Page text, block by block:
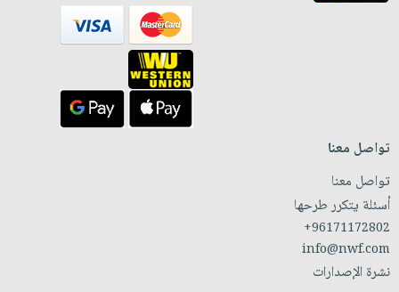
تواصل معنا
تواصل معنا
أسئلة يتكرر طرحها
+96171172802
info@nwf.com
نشرة الإصدارات